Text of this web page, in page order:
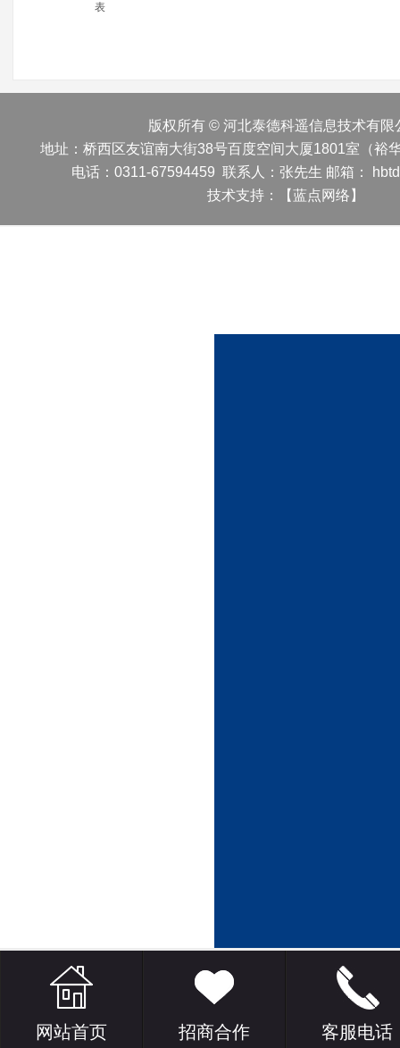
表
版权所有 © 河北泰德科遥信息技术有限
地址：桥西区友谊南大街38号百度空间大厦1801室（裕
电话：0311-67594459 联系人：张先生 邮箱：
技术支持：
【蓝点网络】
网站首页 招商合作 客服电话